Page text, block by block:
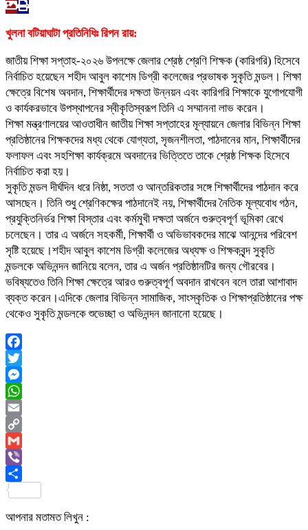
খুলনা বটিয়াঘাটা প্রতিনিধিঃ রিপন রায়:
জাতীয় শিক্ষা সপ্তাহ-২০২৬ উপলক্ষে জেলার শ্রেষ্ঠ শ্রেণি শিক্ষক (কারিগরি) হিসেবে
নির্বাচিত হয়েছেন শহীদ আবুল কাশেম ডিগ্রী কলেজের প্রভাষক সুকৃতি মন্ডল। শিক্ষা
ক্ষেত্রে বিশেষ অবদান, শিক্ষার্থীদের দক্ষতা উন্নয়ন এবং কারিগরি শিক্ষাকে যুগোপযোগী
ও কার্যকরভাবে উপস্থাপনের স্বীকৃতিস্বরূপ তিনি এ সম্মাননা লাভ করেন।
শিক্ষা মন্ত্রণালয়ের আওতাধীন জাতীয় শিক্ষা সপ্তাহের মূল্যায়নে জেলার বিভিন্ন শিক্ষা
প্রতিষ্ঠানের শিক্ষকদের মধ্য থেকে যোগ্যতা, সৃজনশীলতা, পাঠদানের মান, শিক্ষার্থীদের
ফলাফল এবং সহশিক্ষা কার্যক্রমে অবদানের ভিত্তিতে তাকে শ্রেষ্ঠ শিক্ষক হিসেবে
নির্বাচিত করা হয়।
সুকৃতি মন্ডল দীর্ঘদিন ধরে নিষ্ঠা, সততা ও আন্তরিকতার সঙ্গে শিক্ষার্থীদের পাঠদান করে
আসছেন। তিনি শুধু শ্রেণিকক্ষের পাঠদানেই নয়, শিক্ষার্থীদের নৈতিক মূল্যবোধ গঠন,
প্রযুক্তিনির্ভর শিক্ষা বিস্তার এবং কর্মমুখী দক্ষতা অর্জনে গুরুত্বপূর্ণ ভূমিকা রেখে
চলেছেন। তার এ অর্জনে সহকর্মী, শিক্ষার্থী ও অভিভাবকদের মাঝে আনন্দের পরিবেশ
সৃষ্টি হয়েছে।শহীদ আবুল কাশেম ডিগ্রী কলেজের অধ্যক্ষ ও শিক্ষকবৃন্দ সুকৃতি
মন্ডলকে অভিনন্দন জানিয়ে বলেন, তার এ অর্জন প্রতিষ্ঠানটির জন্য গৌরবের।
ভবিষ্যতেও তিনি শিক্ষা ক্ষেত্রে আরও গুরুত্বপূর্ণ অবদান রাখবেন বলে তারা আশাবাদ
ব্যক্ত করেন।এদিকে জেলার বিভিন্ন সামাজিক, সাংস্কৃতিক ও শিক্ষাপ্রতিষ্ঠানের পক্ষ
থেকেও সুকৃতি মন্ডলকে শুভেচ্ছা ও অভিনন্দন জানানো হয়েছে।
Facebook
Twitter
Messenger
WhatsApp
Email
Copy
Link
Gmail
Viber
আপনার মতামত লিখুন :